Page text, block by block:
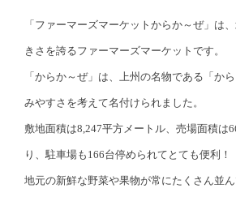
「ファーマーズマーケットからか～ぜ」は
きさを誇るファーマーズマーケットです。
「からか～ぜ」は、上州の名物である「か
みやすさを考えて名付けられました。
敷地面積は8,247平方メートル、売場面積は
り、駐車場も166台停められてとても便利！
地元の新鮮な野菜や果物が常にたくさん並